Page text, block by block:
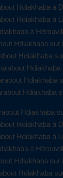
Hdiakhaba à
Hdiakhaba à
à
Hdiakhaba sur
Hdiakhaba
Hdiakhaba
Hdiakhaba
Hdiakhaba
Hdiakhaba
Hdiakhaba à
Hdiakhaba à
à
Hdiakhaba sur
Hdiakhaba